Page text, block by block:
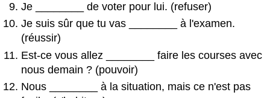
Je
de voter pour lui. (refuser)
Je suis sûr que tu vas
à l'examen.
(réussir)
Est-ce vous allez
faire les courses avec
nous demain ? (pouvoir)
Nous
à la situation, mais ce n'est pas